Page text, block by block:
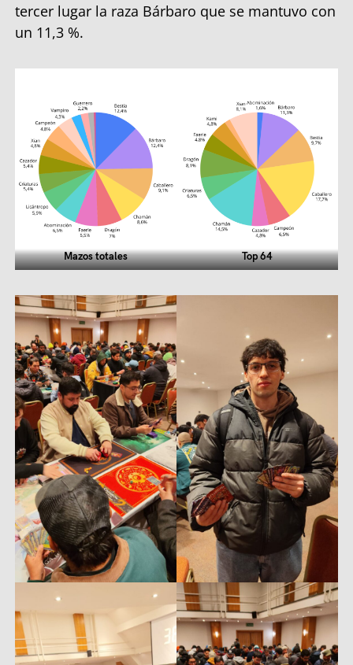
tercer lugar la raza Bárbaro que se mantuvo con
un 11,3 %.
Mazos totales Top 64